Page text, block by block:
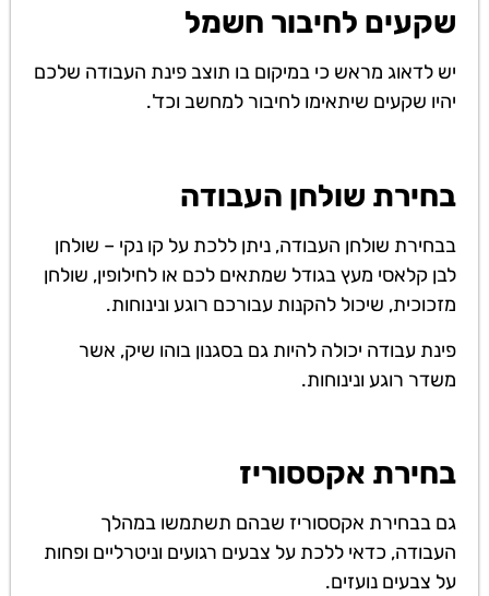
שקעים לחיבור חשמל
יש לדאוג מראש כי במיקום בו תוצב פינת העבודה שלכם
יהיו שקעים שיתאימו לחיבור למחשב וכד'.
בחירת שולחן העבודה
בבחירת שולחן העבודה, ניתן ללכת על קו נקי – שולחן
לבן קלאסי מעץ בגודל שמתאים לכם או לחילופין, שולחן
מזכוכית, שיכול להקנות עבורכם רוגע ונינוחות.
פינת עבודה יכולה להיות גם בסגנון בוהו שיק, אשר
משדר רוגע ונינוחות.
בחירת אקססוריז
גם בבחירת אקססוריז שבהם תשתמשו במהלך
העבודה, כדאי ללכת על צבעים רגועים וניטרליים ופחות
על צבעים נועזים.